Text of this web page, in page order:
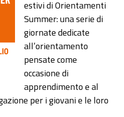
estivi di Orientamenti
Summer: una serie di
giornate dedicate
all’orientamento
pensate come
occasione di
apprendimento e al
per i giovani e le loro